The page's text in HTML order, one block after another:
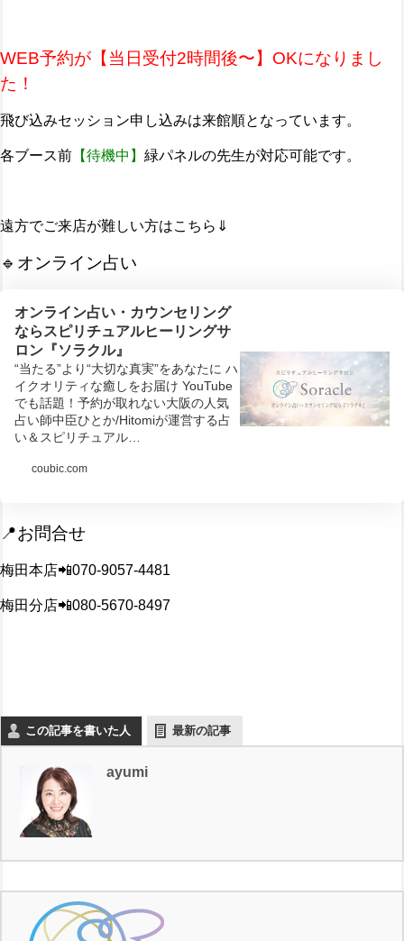
WEB予約が【当日受付2時間後〜】OKになりまし
た！
飛び込みセッション申し込みは来館順となっています。
各ブース前 【待機中】 緑パネルの先生が対応可能です。
遠方でご来店が難しい方はこちら⇓
🔹オンライン占い
オンライン占い・カウンセリング
ならスピリチュアルヒーリングサ
ロン『ソラクル』
“当たる”より“大切な真実”をあなたに ハ
イクオリティな癒しをお届け YouTube
でも話題！予約が取れない大阪の人気
占い師中臣ひとか/Hitomiが運営する占
い＆スピリチュアル…
coubic.com
📍お問合せ
梅田本店📲070-9057-4481
梅田分店📲080-5670-8497
この記事を書いた人 最新の記事
ayumi